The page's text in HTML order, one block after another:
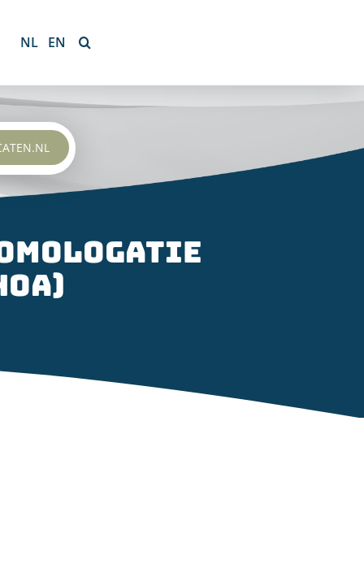
NL EN